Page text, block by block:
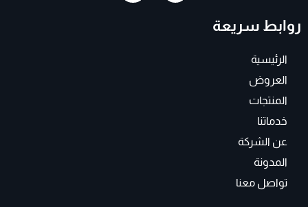
c
s
روابط سريعة
الرئيسية
العروض
المنتجات
خدماتنا
عن الشركة
المدونة
تواصل معنا